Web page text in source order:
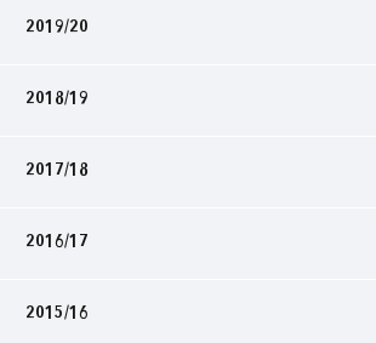
2019/20
2018/19
2017/18
2016/17
2015/16